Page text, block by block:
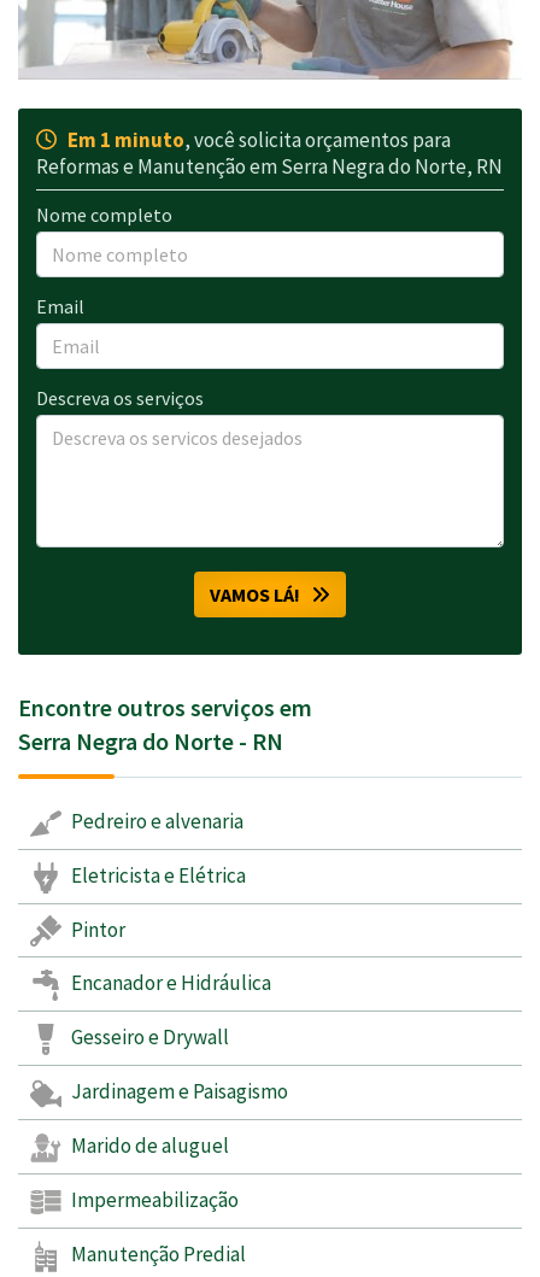
Em 1 minuto, você solicita orçamentos para
Reformas e Manutenção em Serra Negra do Norte, RN
Nome completo
Email
Descreva os serviços
VAMOS LÁ!
Encontre outros serviços em
Serra Negra do Norte - RN
Pedreiro e alvenaria
Eletricista e Elétrica
Pintor
Encanador e Hidráulica
Gesseiro e Drywall
Jardinagem e Paisagismo
Marido de aluguel
Impermeabilização
Manutenção Predial